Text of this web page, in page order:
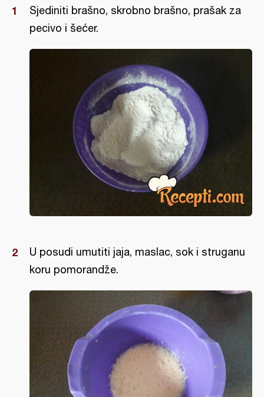
Sjediniti brašno, skrobno brašno, prašak za
pecivo i šećer.
U posudi umutiti jaja, maslac, sok i struganu
koru pomorandže.